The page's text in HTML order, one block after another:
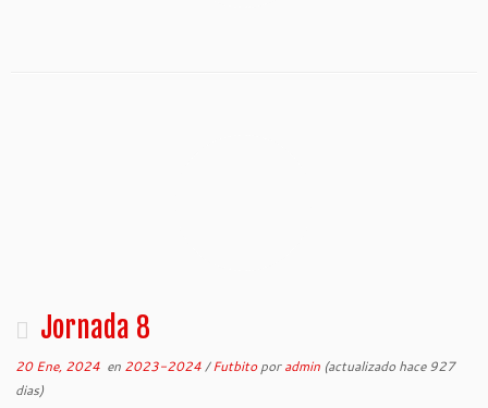
Jornada 8
20 Ene, 2024 en 2023-2024/Futbitoporadmin (actualizado hace 927
dias)